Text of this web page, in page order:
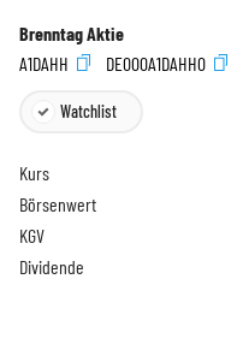
Brenntag Aktie
A1DAHH
DE000A1DAHH0
Watchlist
Kurs
Börsenwert
KGV
Dividende